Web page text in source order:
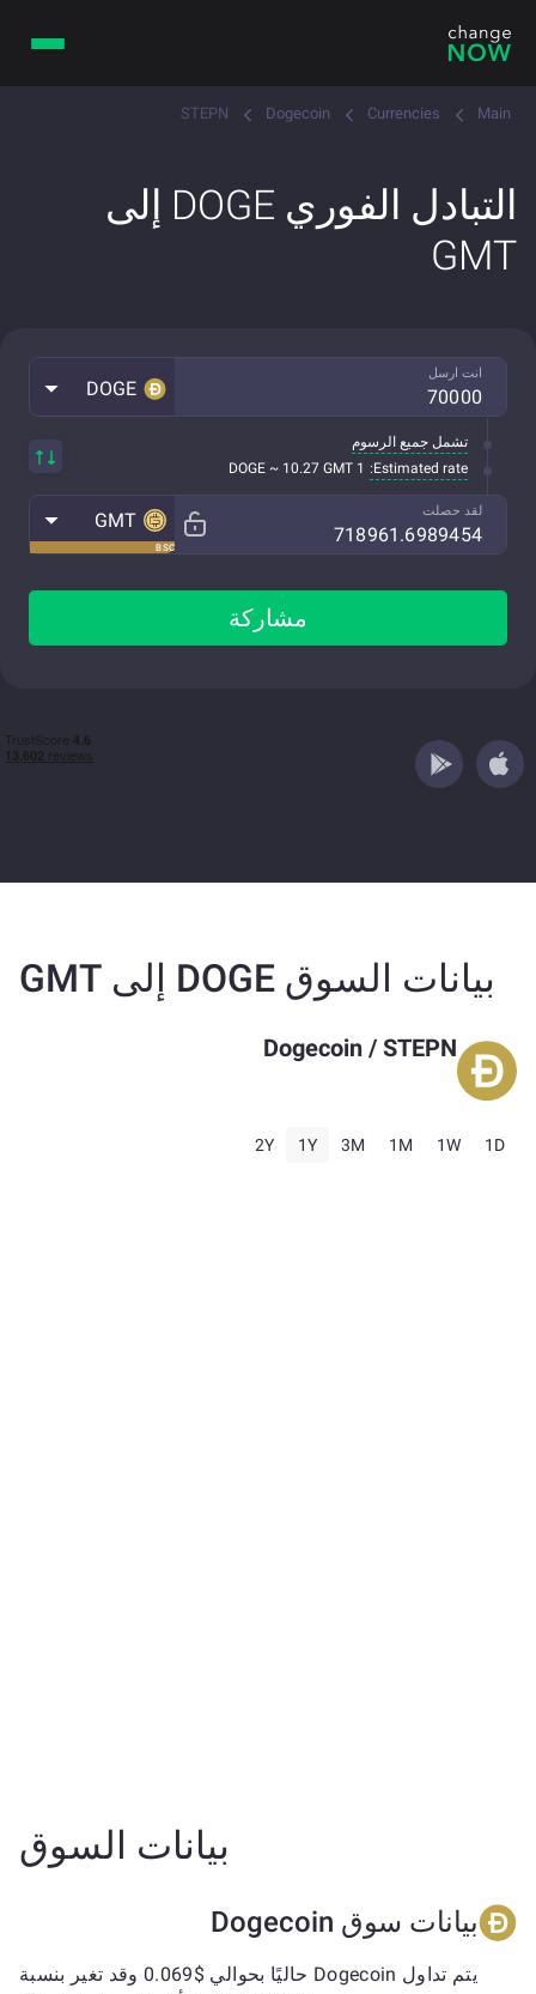
Main
Currencies
Dogecoin
STEPN
التبادل الفوري DOGE إلى
GMT
انت ارسل
DOGE
تشمل جميع الرسوم
Estimated rate:
1 DOGE ~ 10.27 GMT
لقد حصلت
BSC
GMT
مشاركة
بيانات السوق DOGE إلى GMT
Dogecoin / STEPN
1D
1W
1M
3M
1Y
2Y
بيانات السوق
بيانات سوق Dogecoin
يتم تداول Dogecoin حاليًا بحوالي $0.069 وقد تغير بنسبة